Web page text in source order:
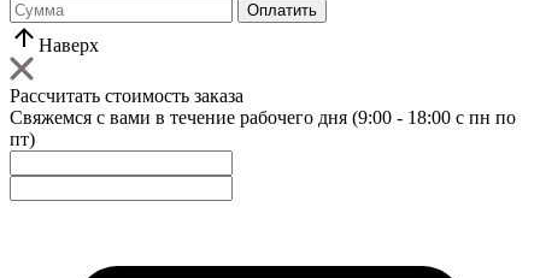
Оплатить
Наверх
Рассчитать стоимость заказа
Свяжемся с вами в течение рабочего дня (9:00 - 18:00 с пн по
пт)